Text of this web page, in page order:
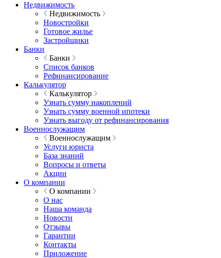
Недвижимость
Недвижимость
Новостройки
Готовое жилье
Застройщики
Банки
Банки
Список банков
Рефинансирование
Калькулятор
Калькулятор
Узнать сумму накоплений
Узнать сумму военной ипотеки
Узнать выгоду от рефинансирования
Военнослужащим
Военнослужащим
Услуги юриста
База знаний
Вопросы и ответы
Акции
О компании
О компании
О нас
Наша команда
Новости
Отзывы
Гарантии
Контакты
Приложение